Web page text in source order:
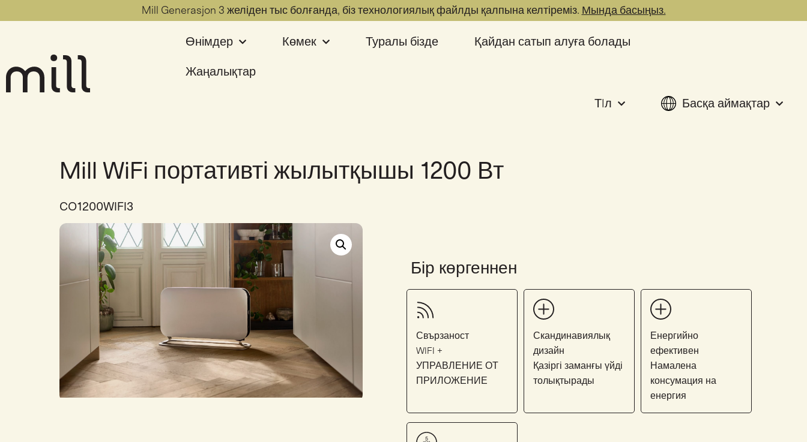
Mill Generasjon 3 желіден тыс болғанда, біз технологиялық файлды қалпына келтіреміз. Мында басыңыз.
Өнімдер Көмек Туралы бізде Қайдан сатып алуға болады
Жаңалықтар
ТIл Басқа аймақтар
Mill WiFi портативті жылытқышы 1200 Вт
CO1200WIFI3
Бір көргеннен
Свързаност
WIFI +
УПРАВЛЕНИЕ ОТ
ПРИЛОЖЕНИЕ
Скандинавиялық
дизайн
Қазіргі заманғы үйді
толықтырады
Енергийно
ефективен
Намалена
консумация на
енергия